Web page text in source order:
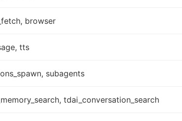
browser
tts
subagents
tdai_conversation_search